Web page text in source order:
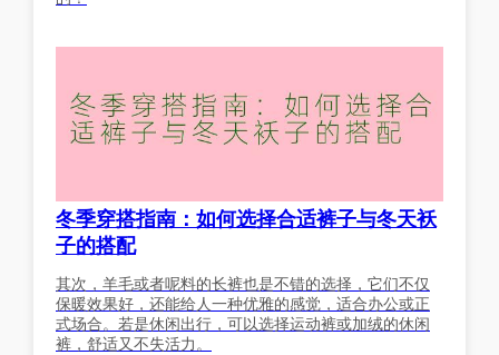
冬季穿搭指南：如何选择合适裤子与冬天袄
子的搭配
其次，羊毛或者呢料的长裤也是不错的选择，它们不仅
保暖效果好，还能给人一种优雅的感觉，适合办公或正
式场合。若是休闲出行，可以选择运动裤或加绒的休闲
裤，舒适又不失活力。